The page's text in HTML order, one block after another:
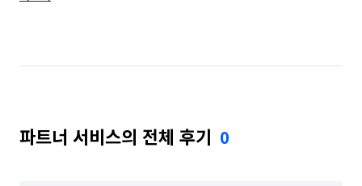
서울 성동구 서울 성북구 서울 송파구
서울 은평구 서울 종로구 서울 중구
파트너 서비스의 전체 후기 0